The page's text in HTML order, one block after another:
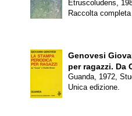
Etruscoludens,
Raccolta
Genovesi
per ragazzi. Da
Guanda, 1972,
Unica edizione.